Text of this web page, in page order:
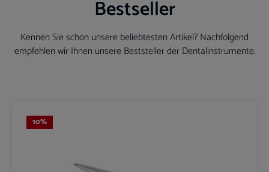
Bestseller
Kennen Sie schon unsere beliebtesten Artikel? Nachfolgend
empfehlen wir Ihnen unsere Beststeller der Dentalinstrumente.
10%